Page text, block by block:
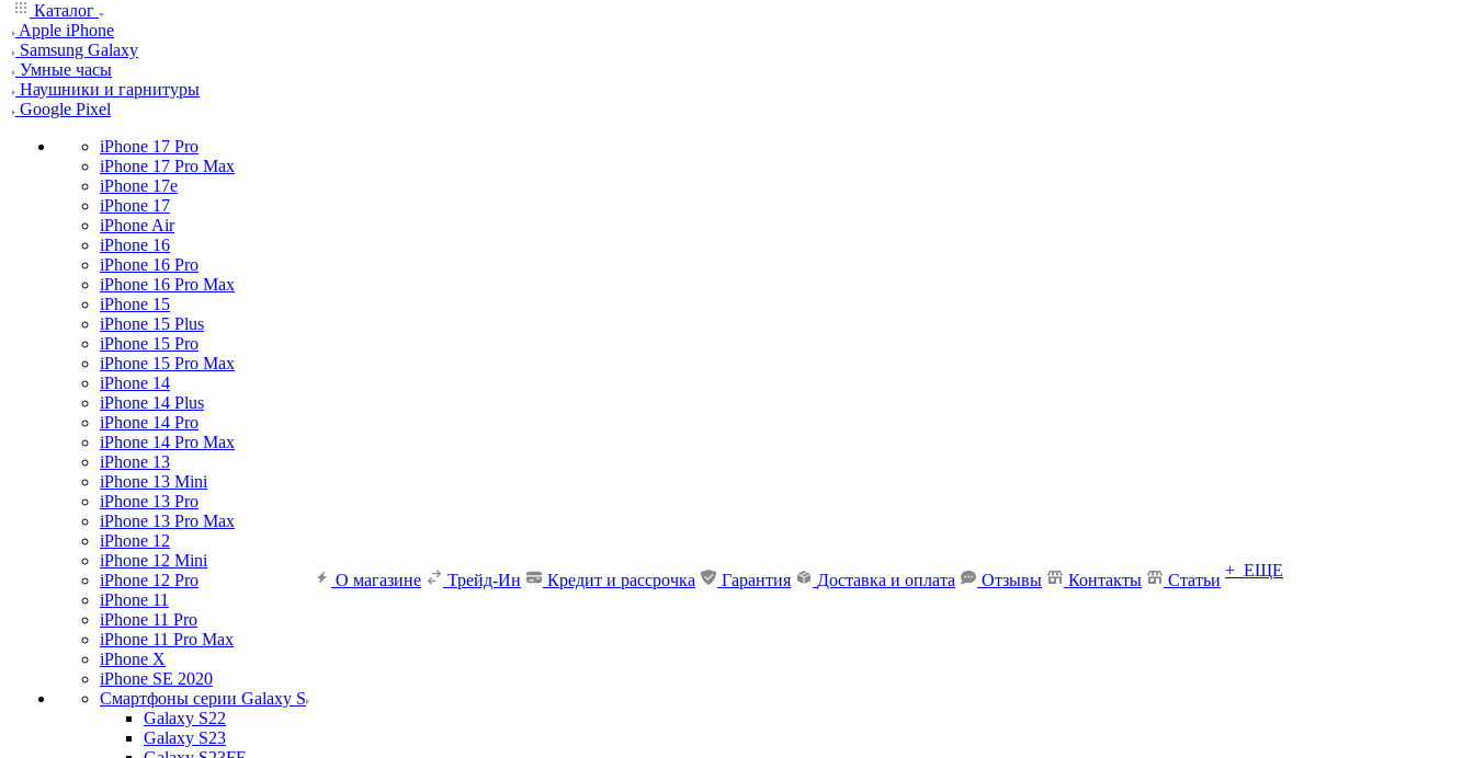
Каталог
Apple iPhone
Samsung Galaxy
Умные часы
Наушники и гарнитуры
Google Pixel
iPhone 17 Pro
iPhone 17 Pro Max
iPhone 17e
iPhone 17
iPhone Air
iPhone 16
iPhone 16 Pro
iPhone 16 Pro Max
iPhone 15
iPhone 15 Plus
iPhone 15 Pro
iPhone 15 Pro Max
iPhone 14
iPhone 14 Plus
iPhone 14 Pro
iPhone 14 Pro Max
iPhone 13
iPhone 13 Mini
iPhone 13 Pro
iPhone 13 Pro Max
iPhone 12
iPhone 12 Mini
iPhone 12 Pro
iPhone 11
iPhone 11 Pro
iPhone 11 Pro Max
iPhone X
iPhone SE 2020
Смартфоны серии Galaxy S
Galaxy S22
Galaxy S23
О магазине Трейд-Ин Кредит и рассрочка Гарантия Доставка и оплата Отзывы Контакты Статьи
+ ЕЩЕ